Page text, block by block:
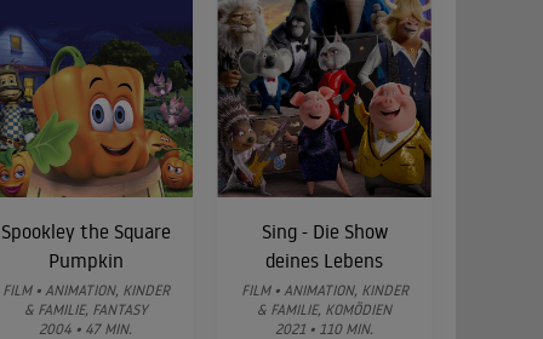
Spookley the Square
Pumpkin
FILM • ANIMATION, KINDER
& FAMILIE, FANTASY
2004 • 47 MIN.
Sing - Die Show
deines Lebens
FILM • ANIMATION, KINDER
& FAMILIE, KOMÖDIEN
2021 • 110 MIN.